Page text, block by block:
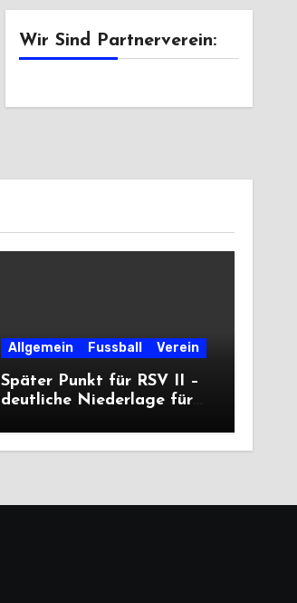
Wir Sind Partnerverein:
Allgemein Fussball Verein
Später Punkt für RSV II –
deutliche Niederlage für